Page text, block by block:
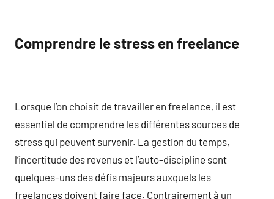
Comprendre le stress en freelance
Lorsque l’on choisit de travailler en freelance, il est
essentiel de comprendre les différentes sources de
stress qui peuvent survenir. La gestion du temps,
l’incertitude des revenus et l’auto-discipline sont
quelques-uns des défis majeurs auxquels les
freelances doivent faire face. Contrairement à un